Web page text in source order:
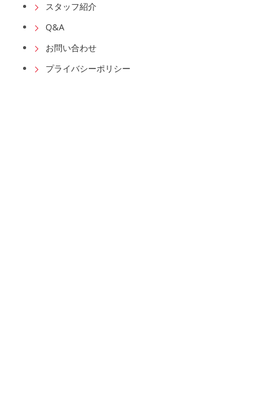
スタッフ紹介
Q&A
お問い合わせ
プライバシーポリシー